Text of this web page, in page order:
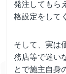
発注してもら
格設定をして
そして、実は
務店等で迷い
とで施主自身